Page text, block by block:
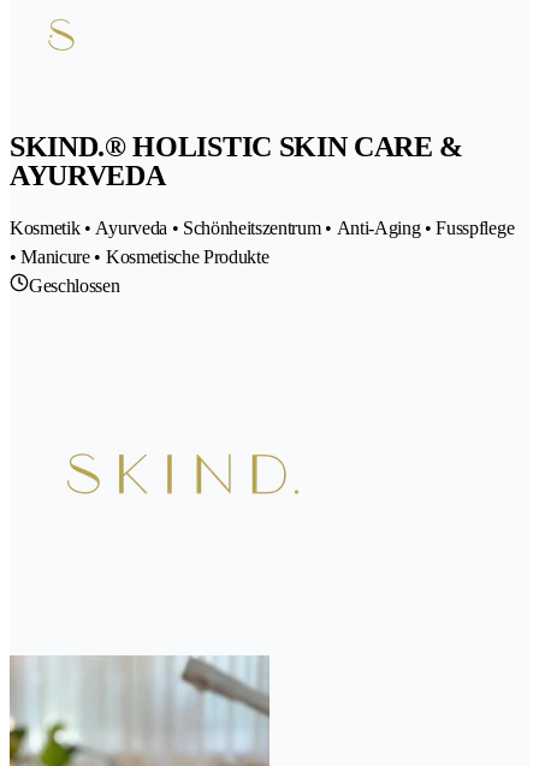
SKIND.® HOLISTIC SKIN CARE &
AYURVEDA
Kosmetik • Ayurveda • Schönheitszentrum • Anti-Aging • Fusspflege
• Manicure • Kosmetische Produkte
Geschlossen